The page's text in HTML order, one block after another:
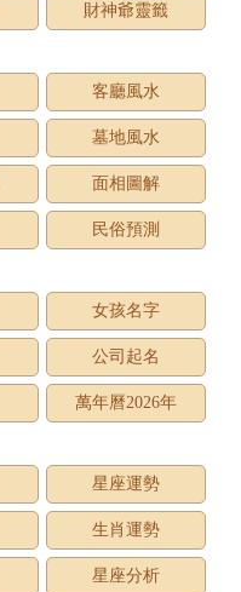
財神爺靈籤
客廳風水
墓地風水
面相圖解
民俗預測
女孩名字
公司起名
萬年曆2026年
星座運勢
生肖運勢
星座分析